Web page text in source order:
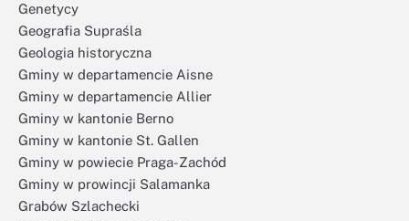
Genetycy
Geografia Supraśla
Geologia historyczna
Gminy w departamencie Aisne
Gminy w departamencie Allier
Gminy w kantonie Berno
Gminy w kantonie St. Gallen
Gminy w powiecie Praga-Zachód
Gminy w prowincji Salamanka
Grabów Szlachecki